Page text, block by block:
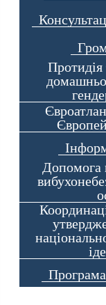
Протидія
Допомога